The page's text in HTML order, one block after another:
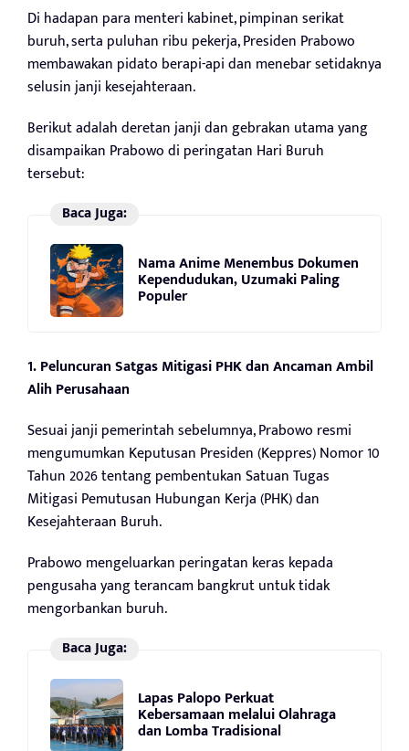
Di hadapan para menteri kabinet, pimpinan serikat
buruh, serta puluhan ribu pekerja, Presiden Prabowo
membawakan pidato berapi-api dan menebar setidaknya
selusin janji kesejahteraan.
Berikut adalah deretan janji dan gebrakan utama yang
disampaikan Prabowo di peringatan Hari Buruh
tersebut:
Baca Juga:
Nama Anime Menembus Dokumen
Kependudukan, Uzumaki Paling
Populer
1. Peluncuran Satgas Mitigasi PHK dan Ancaman Ambil
Alih Perusahaan
Sesuai janji pemerintah sebelumnya, Prabowo resmi
mengumumkan Keputusan Presiden (Keppres) Nomor 10
Tahun 2026 tentang pembentukan Satuan Tugas
Mitigasi Pemutusan Hubungan Kerja (PHK) dan
Kesejahteraan Buruh.
Prabowo mengeluarkan peringatan keras kepada
pengusaha yang terancam bangkrut untuk tidak
mengorbankan buruh.
Baca Juga:
Lapas Palopo Perkuat
Kebersamaan melalui Olahraga
dan Lomba Tradisional